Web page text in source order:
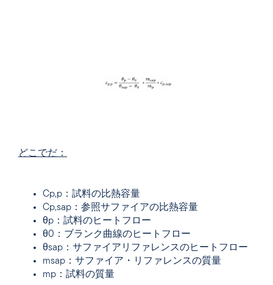
どこでだ：
Cp,p：試料の比熱容量
Cp,sap：参照サファイアの比熱容量
θp：試料のヒートフロー
θ0：ブランク曲線のヒートフロー
θsap：サファイアリファレンスのヒートフロー
msap：サファイア・リファレンスの質量
mp：試料の質量